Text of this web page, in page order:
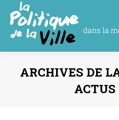
ARCHIVES DE